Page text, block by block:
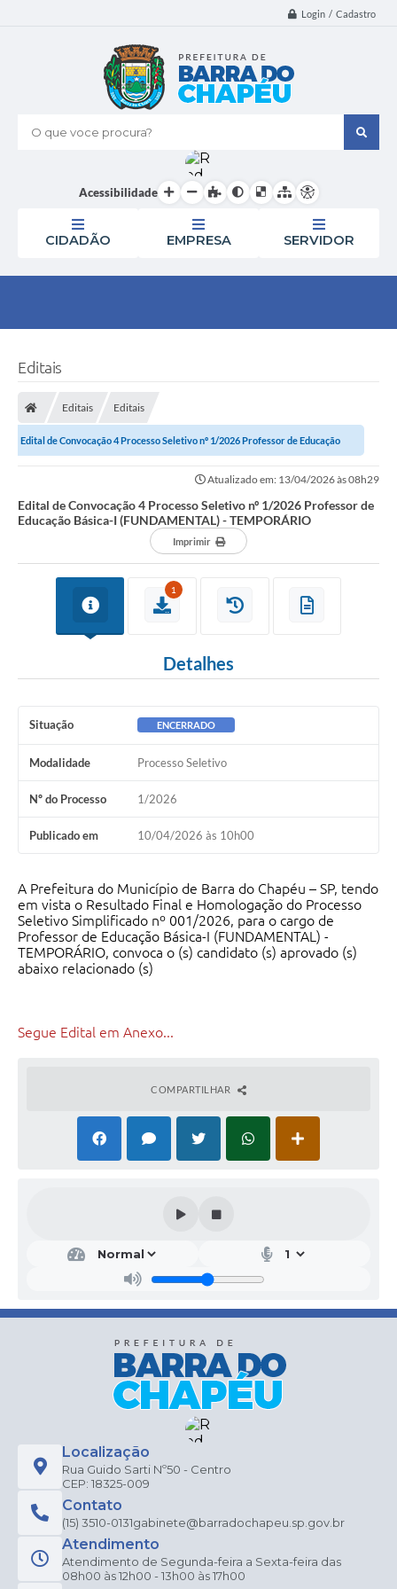
Login / Cadastro
O que voce procura?
Acessibilidade
CIDADÃO EMPRESA SERVIDOR
Editais
Editais Editais
Edital de Convocação 4 Processo Seletivo nº 1/2026 Professor de Educação
Atualizado em: 13/04/2026 às 08h29
Edital de Convocação 4 Processo Seletivo nº 1/2026 Professor de
Educação Básica-I (FUNDAMENTAL) - TEMPORÁRIO
Imprimir
1
Detalhes
Situação ENCERRADO
Modalidade Processo Seletivo
Nº do Processo 1/2026
Publicado em 10/04/2026 às 10h00
A Prefeitura do Município de Barra do Chapéu – SP, tendo
em vista o Resultado Final e Homologação do Processo
Seletivo Simplificado nº 001/2026, para o cargo de
Professor de Educação Básica-I (FUNDAMENTAL) -
TEMPORÁRIO, convoca o (s) candidato (s) aprovado (s)
abaixo relacionado (s)
Segue Edital em Anexo...
COMPARTILHAR
Localização
Rua Guido Sarti Nº50 - Centro
CEP: 18325-009
Contato
(15) 3510-0131gabinete@barradochapeu.sp.gov.br
Atendimento
Atendimento de Segunda-feira a Sexta-feira das
08h00 às 12h00 - 13h00 às 17h00